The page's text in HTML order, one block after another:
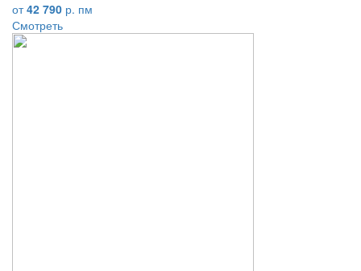
от42 790 р. пм
Смотреть